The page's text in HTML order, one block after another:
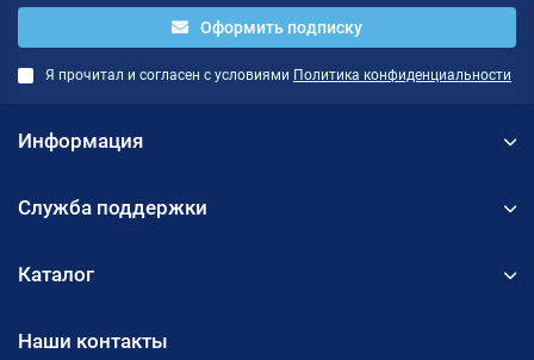
Оформить подписку
Я прочитал и согласен с условиями Политика конфиденциальности
Информация
Служба поддержки
Каталог
Наши контакты